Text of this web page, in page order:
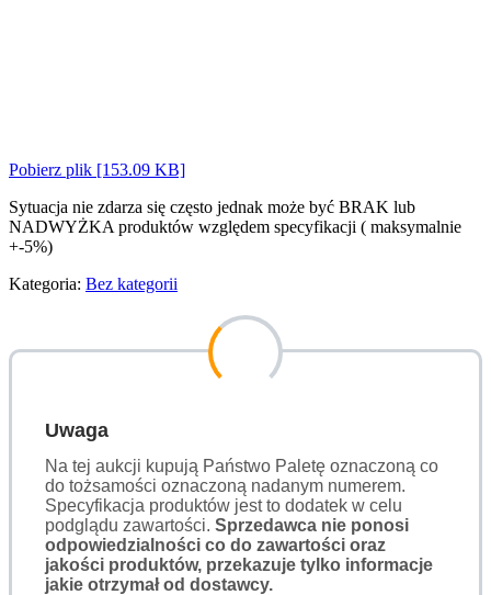
Pobierz plik [153.09 KB]
Sytuacja nie zdarza się często jednak może być BRAK lub
NADWYŻKA produktów względem specyfikacji ( maksymalnie
+-5%)
Kategoria: Bez kategorii
Uwaga
Na tej aukcji kupują Państwo Paletę oznaczoną co
do tożsamości oznaczoną nadanym numerem.
Specyfikacja produktów jest to dodatek w celu
podglądu zawartości. Sprzedawca nie ponosi
odpowiedzialności co do zawartości oraz
jakości produktów, przekazuje tylko informacje
jakie otrzymał od dostawcy.